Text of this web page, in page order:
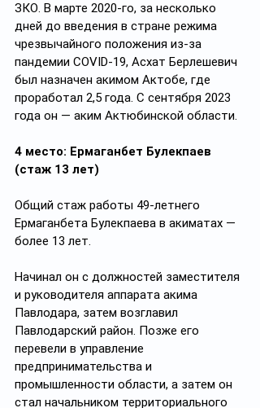
ЗКО. В марте 2020-го, за несколько
дней до введения в стране режима
чрезвычайного положения из-за
пандемии COVID-19, Асхат Берлешевич
был назначен акимом Актобе, где
проработал 2,5 года. С сентября 2023
года он — аким Актюбинской области.
4 место: Ермаганбет Булекпаев
(стаж 13 лет)
Общий стаж работы 49-летнего
Ермаганбета Булекпаева в акиматах —
более 13 лет.
Начинал он с должностей заместителя
и руководителя аппарата акима
Павлодара, затем возглавил
Павлодарский район. Позже его
перевели в управление
предпринимательства и
промышленности области, а затем он
стал начальником территориального